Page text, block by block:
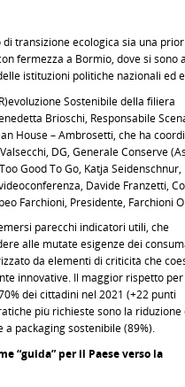
transizione ecologica sia una
fermezza a Bormio, dove si sono
istituzioni politiche nazionali ed
Sostenibile della filiera
Brioschi, Responsabile
House – Ambrosetti, che ha
DG, Generale Conserve
Good To Go, Katja Seidenschnur,
Davide Franzetti,
Farchioni, Presidente, Farchioni
parecchi indicatori utili, che
alle mutate esigenze dei
da elementi di criticità che
innovative. Il maggior rispetto per
dei cittadini nel 2021 (+22 punti
più richieste sono la riduzione
packaging sostenibile (89%).
“guida” per il Paese verso la